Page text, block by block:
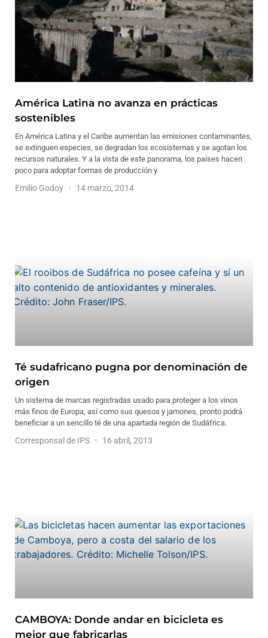
América Latina no avanza en prácticas
sostenibles
En América Latina y el Caribe aumentan las emisiones contaminantes,
se extinguen especies, se degradan los ecosistemas y se agotan los
recursos naturales. Y a la vista de este panorama, los países hacen
poco para adoptar formas de producción y
Emilio Godoy 14 marzo, 2014
Té sudafricano pugna por denominación de
origen
Un sistema de marcas registradas usado para proteger a los vinos
más finos de Europa, así como sus quesos y jamones, pronto podrá
beneficiar a un sencillo té de una apartada región de Sudáfrica.
Corresponsal de IPS 16 abril, 2013
CAMBOYA: Donde andar en bicicleta es
mejor que fabricarlas